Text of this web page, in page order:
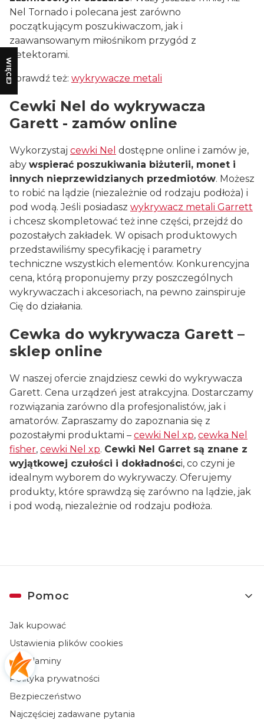
WIĘCEJ
Nel Tornado i polecana jest zarówno
początkującym poszukiwaczom, jak i
zaawansowanym miłośnikom przygód z
detektorami.
Sprawdź też: wykrywacze metali
Cewki Nel do wykrywacza
Garett - zamów online
Wykorzystaj cewki Nel dostępne online i zamów je,
aby wspierać poszukiwania biżuterii, monet i
innych nieprzewidzianych przedmiotów. Możesz
to robić na lądzie (niezależnie od rodzaju podłoża) i
pod wodą. Jeśli posiadasz wykrywacz metali Garrett
i chcesz skompletować też inne części, przejdź do
pozostałych zakładek. W opisach produktowych
przedstawiliśmy specyfikację i parametry
techniczne wszystkich elementów. Konkurencyjna
cena, którą proponujemy przy poszczególnych
wykrywaczach i akcesoriach, na pewno zainspiruje
Cię do działania.
Cewka do wykrywacza Garett –
sklep online
W naszej ofercie znajdziesz cewki do wykrywacza
Garett. Cena urządzeń jest atrakcyjna. Dostarczamy
rozwiązania zarówno dla profesjonalistów, jak i
amatorów. Zapraszamy do zapoznania się z
pozostałymi produktami – cewki Nel xp, cewka Nel
fisher, cewki Nel xp. Cewki Nel Garret są znane z
wyjątkowej czułości i dokładności, co czyni je
idealnym wyborem do wykrywaczy. Oferujemy
produkty, które sprawdzą się zarówno na lądzie, jak
i pod wodą, niezależnie od rodzaju podłoża.
Linki w stopce
Pomoc
Jak kupować
Ustawienia plików cookies
Regulaminy
Polityka prywatności
Bezpieczeństwo
Najczęściej zadawane pytania